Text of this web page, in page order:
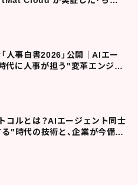
人事白書2026」公開｜AIエー
代に人事が担う"変革エンジ
コルとは？AIエージェント同士
"時代の技術と、企業が今備え